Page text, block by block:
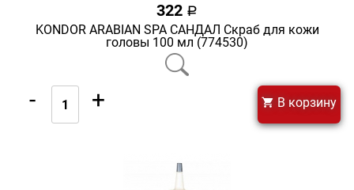
322 a
KONDOR ARABIAN SPA САНДАЛ Скраб для кожи
головы 100 мл (774530)
- + В корзину